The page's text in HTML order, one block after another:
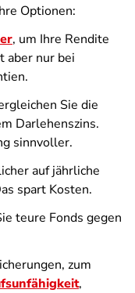
Optionen:
, um Ihre Rendite
aber nur bei
Sie die
Darlehenszins.
sinnvoller.
auf jährliche
spart Kosten.
teure Fonds gegen
zum
,